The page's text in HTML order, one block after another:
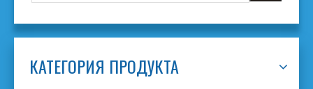
КАТЕГОРИЯ ПРОДУКТА